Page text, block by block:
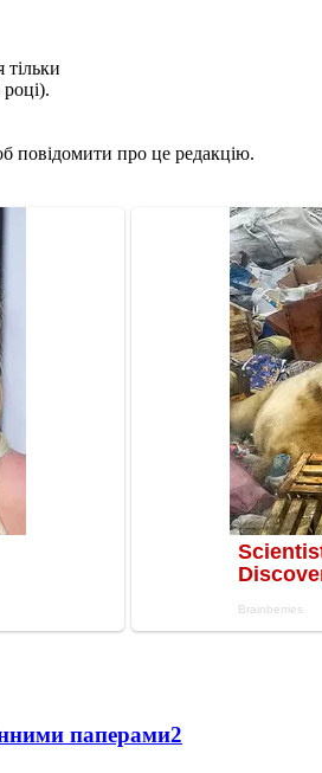
тільки
повідомити про це редакцію.
паперами2